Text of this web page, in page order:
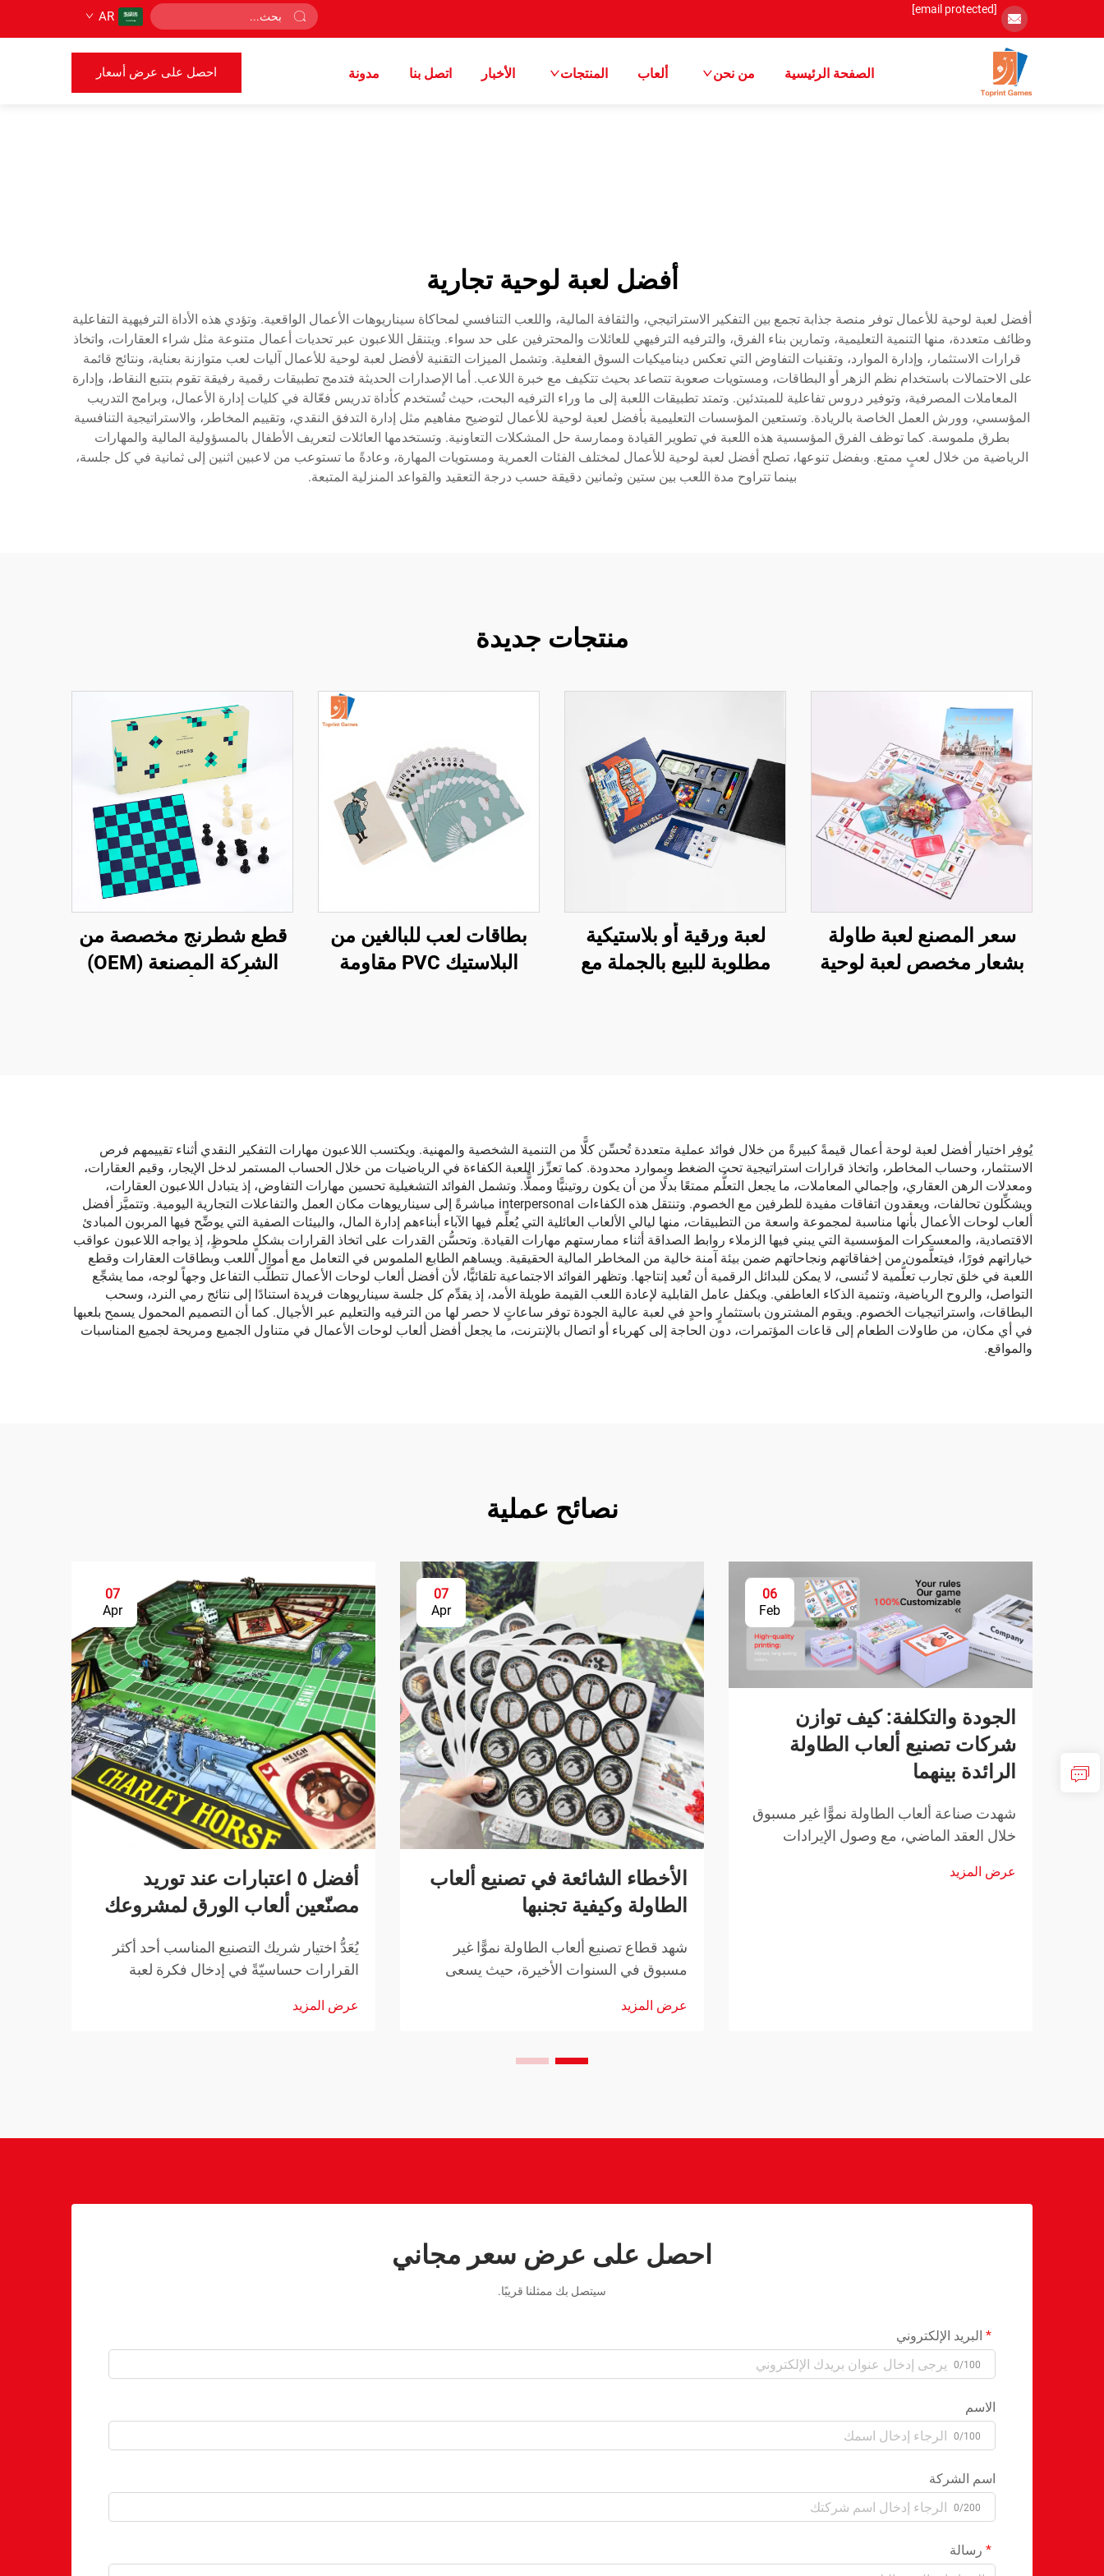
[email protected]
AR
الصفحة الرئيسية من نحن ألعاب المنتجات الأخبار اتصل بنا مدونة احصل على عرض أسعار
أفضل لعبة لوحية تجارية
أفضل لعبة لوحية للأعمال توفر منصة جذابة تجمع بين التفكير الاستراتيجي، والثقافة المالية، واللعب التنافسي لمحاكاة سيناريوهات الأعمال الواقعية. وتؤدي هذه الأداة الترفيهية التفاعلية
وظائف متعددة، منها التنمية التعليمية، وتمارين بناء الفرق، والترفيه الترفيهي للعائلات والمحترفين على حد سواء. ويتنقل اللاعبون عبر تحديات أعمال متنوعة مثل شراء العقارات، واتخاذ
قرارات الاستثمار، وإدارة الموارد، وتقنيات التفاوض التي تعكس ديناميكيات السوق الفعلية. وتشمل الميزات التقنية لأفضل لعبة لوحية للأعمال آليات لعب متوازنة بعناية، ونتائج قائمة
على الاحتمالات باستخدام نظم الزهر أو البطاقات، ومستويات صعوبة تتصاعد بحيث تتكيف مع خبرة اللاعب. أما الإصدارات الحديثة فتدمج تطبيقات رقمية رفيقة تقوم بتتبع النقاط، وإدارة
المعاملات المصرفية، وتوفير دروس تفاعلية للمبتدئين. وتمتد تطبيقات اللعبة إلى ما وراء الترفيه البحت، حيث تُستخدم كأداة تدريس فعّالة في كليات إدارة الأعمال، وبرامج التدريب
المؤسسي، وورش العمل الخاصة بالريادة. وتستعين المؤسسات التعليمية بأفضل لعبة لوحية للأعمال لتوضيح مفاهيم مثل إدارة التدفق النقدي، وتقييم المخاطر، والاستراتيجية التنافسية
بطرق ملموسة. كما توظف الفرق المؤسسية هذه اللعبة في تطوير القيادة وممارسة حل المشكلات التعاونية. وتستخدمها العائلات لتعريف الأطفال بالمسؤولية المالية والمهارات
الرياضية من خلال لعبٍ ممتع. وبفضل تنوعها، تصلح أفضل لعبة لوحية للأعمال لمختلف الفئات العمرية ومستويات المهارة، وعادةً ما تستوعب من لاعبين اثنين إلى ثمانية في كل جلسة،
بينما تتراوح مدة اللعب بين ستين وثمانين دقيقة حسب درجة التعقيد والقواعد المنزلية المتبعة.
منتجات جديدة
سعر المصنع لعبة طاولة
بشعار مخصص لعبة لوحية
لعبة ورقية أو بلاستيكية
مطلوبة للبيع بالجملة مع
بطاقات لعب للبالغين من
البلاستيك PVC مقاومة
قطع شطرنج مخصصة من
الشركة المصنعة (OEM)
يُوفِر اختيار أفضل لعبة لوحة أعمال قيمةً كبيرةً من خلال فوائد عملية متعددة تُحسِّن كلًّا من التنمية الشخصية والمهنية. ويكتسب اللاعبون مهارات التفكير النقدي أثناء تقييمهم فرص
الاستثمار، وحساب المخاطر، واتخاذ قرارات استراتيجية تحت الضغط وبموارد محدودة. كما تعزِّز اللعبة الكفاءة في الرياضيات من خلال الحساب المستمر لدخل الإيجار، وقيم العقارات،
ومعدلات الرهن العقاري، وإجمالي المعاملات، ما يجعل التعلُّم ممتعًا بدلًا من أن يكون روتينيًّا ومملًّا. وتشمل الفوائد التشغيلية تحسين مهارات التفاوض، إذ يتبادل اللاعبون العقارات،
ويشكِّلون تحالفات، ويعقدون اتفاقات مفيدة للطرفين مع الخصوم. وتنتقل هذه الكفاءات interpersonal مباشرةً إلى سيناريوهات مكان العمل والتفاعلات التجارية اليومية. وتتميَّز أفضل
ألعاب لوحات الأعمال بأنها مناسبة لمجموعة واسعة من التطبيقات، منها ليالي الألعاب العائلية التي يُعلِّم فيها الآباء أبناءهم إدارة المال، والبيئات الصفية التي يوضِّح فيها المربون المبادئ
الاقتصادية، والمعسكرات المؤسسية التي يبني فيها الزملاء روابط الصداقة أثناء ممارستهم مهارات القيادة. وتحسُّن القدرات على اتخاذ القرارات بشكلٍ ملحوظٍ، إذ يواجه اللاعبون عواقب
خياراتهم فورًا، فيتعلَّمون من إخفاقاتهم ونجاحاتهم ضمن بيئة آمنة خالية من المخاطر المالية الحقيقية. ويساهم الطابع الملموس في التعامل مع أموال اللعب وبطاقات العقارات وقطع
اللعبة في خلق تجارب تعلُّمية لا تُنسى، لا يمكن للبدائل الرقمية أن تُعيد إنتاجها. وتظهر الفوائد الاجتماعية تلقائيًّا، لأن أفضل ألعاب لوحات الأعمال تتطلَّب التفاعل وجهاً لوجه، مما يشجِّع
التواصل، والروح الرياضية، وتنمية الذكاء العاطفي. ويكفل عامل القابلية لإعادة اللعب القيمة طويلة الأمد، إذ يقدِّم كل جلسة سيناريوهات فريدة استنادًا إلى نتائج رمي النرد، وسحب
البطاقات، واستراتيجيات الخصوم. ويقوم المشترون باستثمارٍ واحدٍ في لعبة عالية الجودة توفر ساعاتٍ لا حصر لها من الترفيه والتعليم عبر الأجيال. كما أن التصميم المحمول يسمح بلعبها
في أي مكان، من طاولات الطعام إلى قاعات المؤتمرات، دون الحاجة إلى كهرباء أو اتصال بالإنترنت، ما يجعل أفضل ألعاب لوحات الأعمال في متناول الجميع ومريحة لجميع المناسبات
والمواقع.
نصائح عملية
06
Feb
الجودة والتكلفة: كيف توازن
شركات تصنيع ألعاب الطاولة
الرائدة بينهما
شهدت صناعة ألعاب الطاولة نموًّا غير مسبوق
خلال العقد الماضي، مع وصول الإيرادات
استمرار ازدياد الطلب الاستهلاكي، تواجه
عرض المزيد
07
Apr
الأخطاء الشائعة في تصنيع ألعاب
الطاولة وكيفية تجنبها
شهد قطاع تصنيع ألعاب الطاولة نموًّا غير
مسبوق في السنوات الأخيرة، حيث يسعى
الراسخون على حدٍّ سواء إلى إحياء رؤاهم
المعقد لتصنيع ألعاب الطاولة يتطلَّب...
عرض المزيد
07
Apr
أفضل ٥ اعتبارات عند توريد
مصنّعين ألعاب الورق لمشروعك
يُعَدُّ اختيار شريك التصنيع المناسب أحد أكثر
القرارات حساسيّةً في إدخال فكرة لعبة
تطوّر لعبة بطاقات استراتيجية للتجارة، أو لعبة
عرض المزيد
احصل على عرض سعر مجاني
سيتصل بك ممثلنا قريبًا.
البريد الإلكتروني
0/100
الاسم
0/100
اسم الشركة
0/200
رسالة